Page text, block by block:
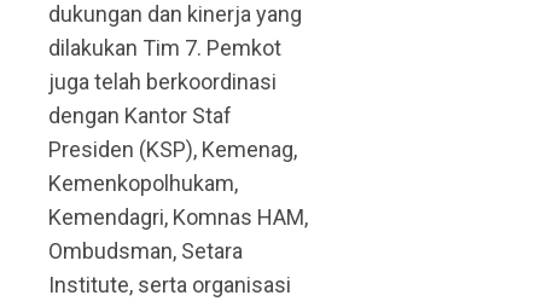
dukungan dan kinerja yang
dilakukan Tim 7. Pemkot
juga telah berkoordinasi
dengan Kantor Staf
Presiden (KSP), Kemenag,
Kemenkopolhukam,
Kemendagri, Komnas HAM,
Ombudsman, Setara
Institute, serta organisasi